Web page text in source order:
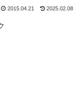
2015.04.21 2025.02.08